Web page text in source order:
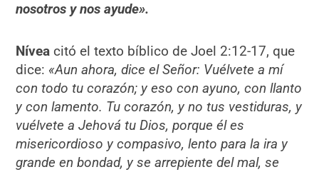
nosotros y nos ayude».
Nívea citó el texto bíblico de Joel 2:12-17, que
dice: «Aun ahora, dice el Señor: Vuélvete a mí
con todo tu corazón; y eso con ayuno, con llanto
y con lamento. Tu corazón, y no tus vestiduras, y
vuélvete a Jehová tu Dios, porque él es
misericordioso y compasivo, lento para la ira y
grande en bondad, y se arrepiente del mal, se